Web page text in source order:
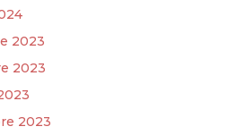
2023
2023
2023